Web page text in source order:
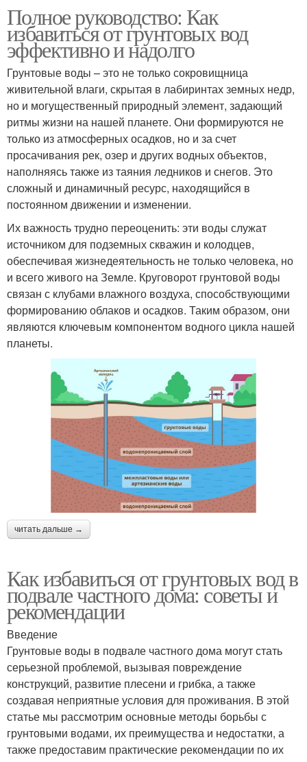
Полное руководство: Как
избавиться от грунтовых вод
эффективно и надолго
Грунтовые воды – это не только сокровищница
живительной влаги, скрытая в лабиринтах земных недр,
но и могущественный природный элемент, задающий
ритмы жизни на нашей планете. Они формируются не
только из атмосферных осадков, но и за счет
просачивания рек, озер и других водных объектов,
наполняясь также из таяния ледников и снегов. Это
сложный и динамичный ресурс, находящийся в
постоянном движении и изменении.
Их важность трудно переоценить: эти воды служат
источником для подземных скважин и колодцев,
обеспечивая жизнедеятельность не только человека, но
и всего живого на Земле. Круговорот грунтовой воды
связан с клубами влажного воздуха, способствующими
формированию облаков и осадков. Таким образом, они
являются ключевым компонентом водного цикла нашей
планеты.
читать дальше →
Как избавиться от грунтовых вод в
подвале частного дома: советы и
рекомендации
Введение
Грунтовые воды в подвале частного дома могут стать
серьезной проблемой, вызывая повреждение
конструкций, развитие плесени и грибка, а также
создавая неприятные условия для проживания. В этой
статье мы рассмотрим основные методы борьбы с
грунтовыми водами, их преимущества и недостатки, а
также предоставим практические рекомендации по их